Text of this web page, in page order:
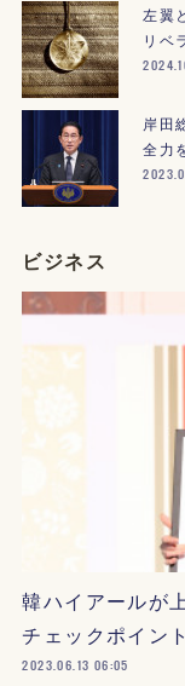
左翼
リベ
岸田
全力
ビジネス
韓ハイアールが
チェックポイント
2023.06.13 06:05